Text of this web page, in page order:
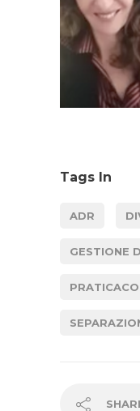
Tags In
ADR
GESTIONE